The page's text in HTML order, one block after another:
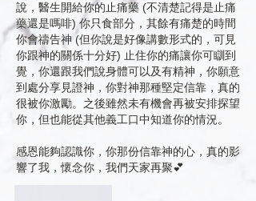
說，醫生開給你的止痛藥 (不清楚記得是止痛
藥還是嗎啡) 你只食部分，其餘有痛楚的時間
你會禱告神 (但你說是好像講數形式的，可見
你跟神的關係十分好) 止住你的痛讓你可瞓到
覺，你還跟我們說身體可以及有精神，你願意
到處分享見證神，你對神那種堅定信靠，真的
很被你激勵。之後雖然未有機會再被安排探望
你，但也能從其他義工口中知道你的情況。
感恩能夠認識你，你那份信靠神的心，真的影
響了我，懷念你，我們天家再聚💕